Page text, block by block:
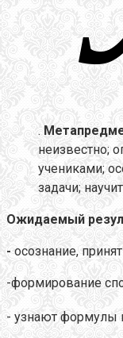
.
неизвестно;
учениками;
задачи;
Ожидаемый
- осознание,
-формирование
- узнают формулы